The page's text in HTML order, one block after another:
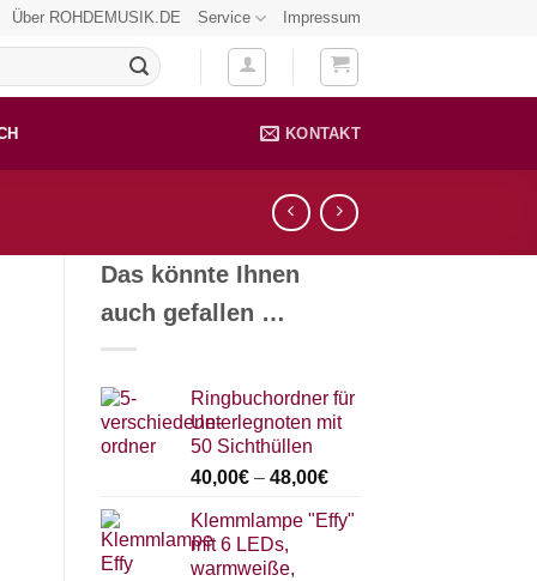
Über ROHDEMUSIK.DE Service Impressum
KONTAKT
Das könnte Ihnen
auch gefallen …
Ringbuchordner für
Unterlegnoten mit
50 Sichthüllen
40,00€– 48,00€
Klemmlampe "Effy"
mit 6 LEDs,
warmweiße,